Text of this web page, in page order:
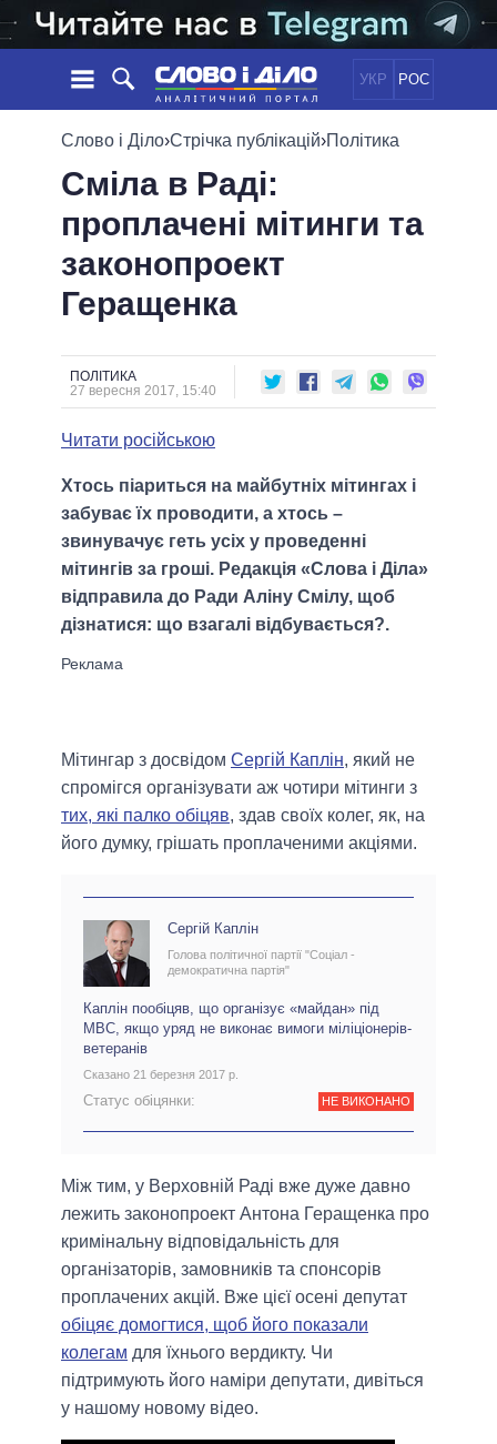
УКР РОС
НОВИНИ
СТРІЧКА
ПОДІЇ
СТАТТІ
ОГЛЯДИ
ДАЙДЖЕСТИ
ПОЛІТИКА
ЕКОНОМІКА
СУСПІЛЬСТВО
ОБIЦЯНКИ
ПОЛIТИКИ
УСІ ПОЛІТИКИ
ПРЕЗИДЕНТ І ОФІС
ВЕРХОВНА РАДА
КАБІНЕТ МІНІСТРІВ
МЕРИ МІСТ
ВСІ ПЕРСОНИ
ІНФОГРАФІКА
ПІДТРИМАТИ
ПОРІВНЯННЯ ПОЛІТИКІВ
Слово і Діло›Стрічка публікацій›Політика
Сміла в Раді:
проплачені мітинги та
законопроект
Геращенка
ПОЛІТИКА
27 вересня 2017, 15:40
Читати російською
Хтось піариться на майбутніх мітингах і
забуває їх проводити, а хтось –
звинувачує геть усіх у проведенні
мітингів за гроші. Редакція «Слова і Діла»
відправила до Ради Аліну Смілу, щоб
дізнатися: що взагалі відбувається?.
Мітингар з досвідом Сергій Каплін, який не
спромігся організувати аж чотири мітинги з
тих, які палко обіцяв, здав своїх колег, як, на
його думку, грішать проплаченими акціями.
Сергій Каплін
Голова політичної партії "Соціал -
демократична партія"
Каплін пообіцяв, що організує «майдан» під
МВС, якщо уряд не виконає вимоги міліціонерів-
ветеранів
Сказано 21 березня 2017 р.
Статус обіцянки: НЕ ВИКОНАНО
Між тим, у Верховній Раді вже дуже давно
лежить законопроект Антона Геращенка про
кримінальну відповідальність для
організаторів, замовників та спонсорів
проплачених акцій. Вже цієї осені депутат
обіцяє домогтися, щоб його показали
колегам для їхнього вердикту. Чи
підтримують його наміри депутати, дивіться
у нашому новому відео.